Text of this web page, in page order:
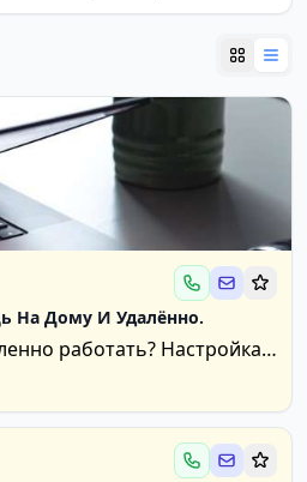
На Дому И Удалённо.
работать? Настройка
Microsoft Office и